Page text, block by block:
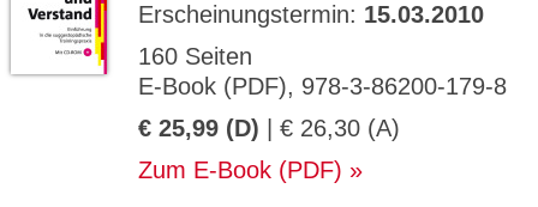
Erscheinungstermin: 15.03.2010
160 Seiten
E-Book (PDF), 978-3-86200-179-8
€ 25,99 (D) | € 26,30 (A)
Zum E-Book (PDF)